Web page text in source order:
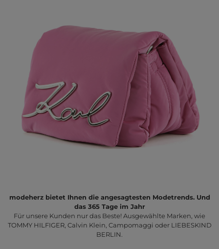
modeherz bietet Ihnen die angesagtesten Modetrends. Und
das 365 Tage im Jahr
Für unsere Kunden nur das Beste! Ausgewählte Marken, wie
TOMMY HILFIGER, Calvin Klein, Campomaggi oder LIEBESKIND
BERLIN.